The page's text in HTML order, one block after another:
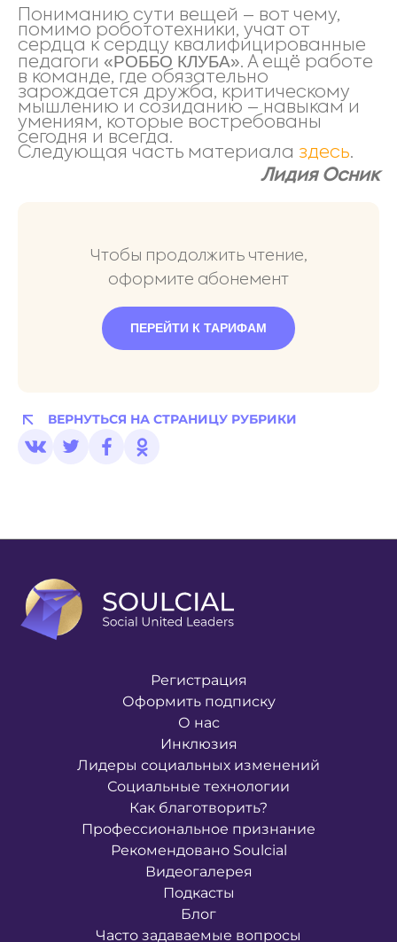
Пониманию сути вещей – вот чему,
помимо робототехники, учат от
сердца к сердцу квалифицированные
педагоги «РОББО КЛУБА». А ещё работе
в команде, где обязательно
зарождается дружба, критическому
мышлению и созиданию – навыкам и
умениям, которые востребованы
сегодня и всегда.
Следующая часть материала здесь.
Лидия Осник
Чтобы продолжить чтение,
оформите абонемент
ПЕРЕЙТИ К ТАРИФАМ
ВЕРНУТЬСЯ НА СТРАНИЦУ РУБРИКИ
Регистрация
Оформить подписку
О нас
Инклюзия
Лидеры социальных изменений
Социальные технологии
Как благотворить?
Профессиональное признание
Рекомендовано Soulcial
Видеогалерея
Подкасты
Блог
Часто задаваемые вопросы